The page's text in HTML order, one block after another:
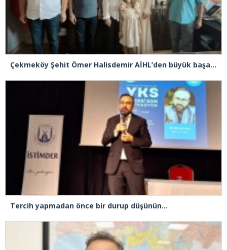
Çekmeköy Şehit Ömer Halisdemir AİHL’den büyük başarı! LGS’de yüzde 0,13’lik dilim
Tercih yapmadan önce bir durup düşünün…